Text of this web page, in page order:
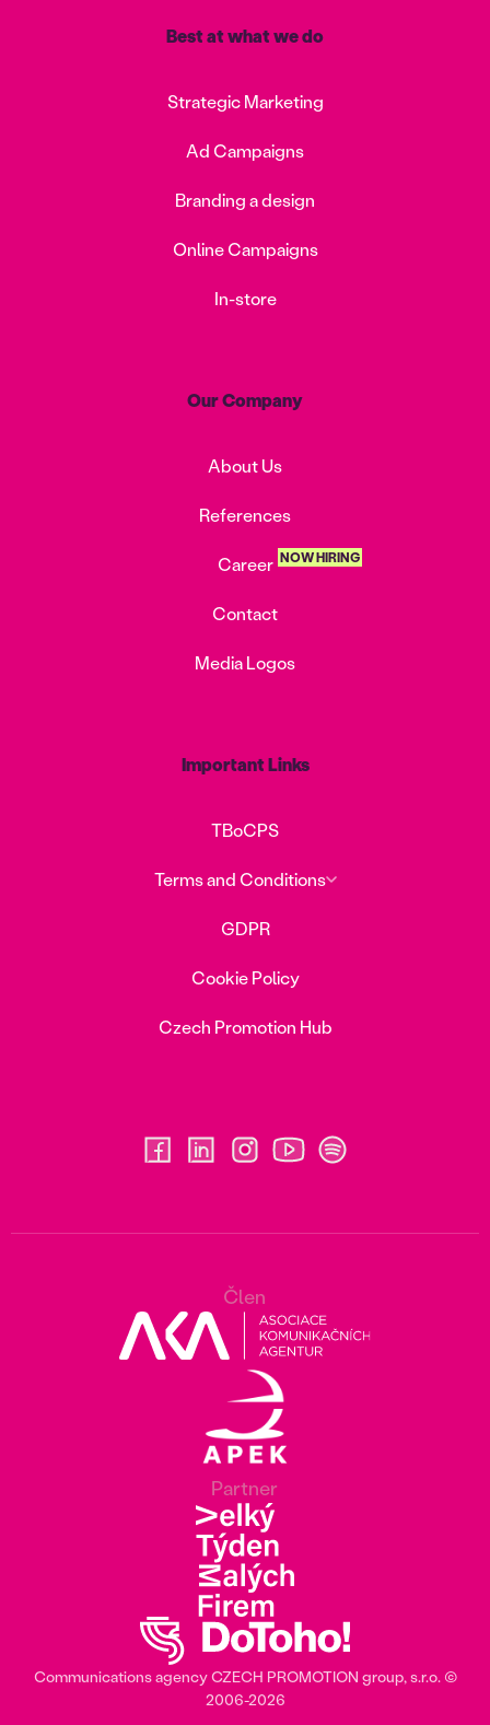
Best at what we do
Strategic Marketing
Ad Campaigns
Branding a design
Online Campaigns
In-store
Our Company
About Us
References
Career NOW HIRING
Contact
Media Logos
Important Links
TBoCPS
Terms and Conditions
GDPR
Cookie Policy
Czech Promotion Hub
Člen
Partner
Communications agencyCZECH PROMOTION group, s.r.o. ©
2006‎-‎2026